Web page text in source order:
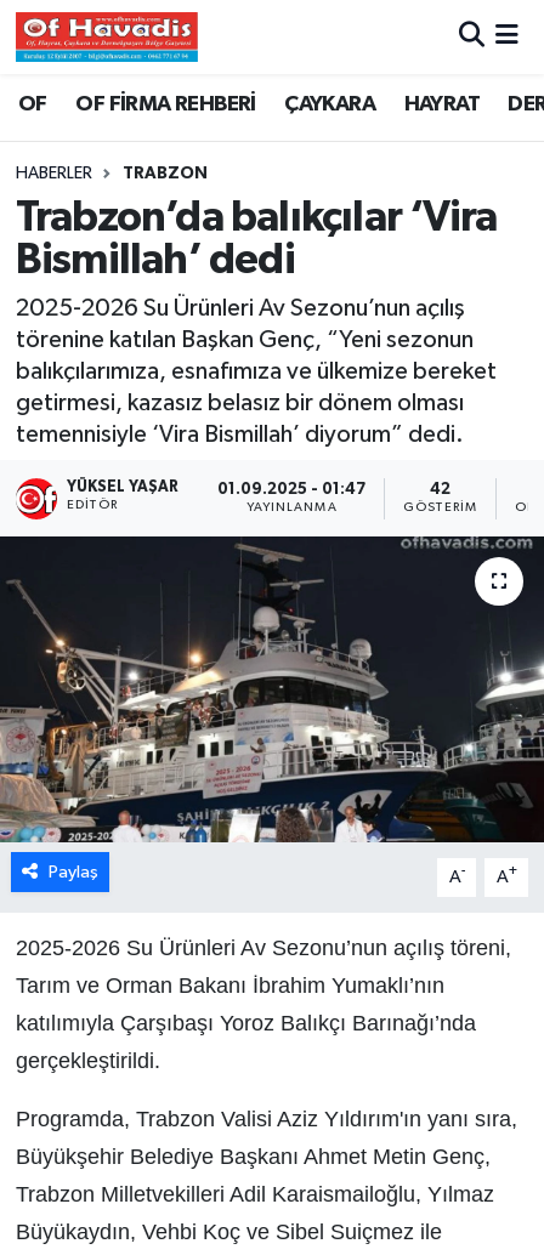
OF OF FİRMA REHBERİ ÇAYKARA HAYRAT
HABERLER TRABZON
Trabzon’da balıkçılar ‘Vira
Bismillah’ dedi
2025-2026 Su Ürünleri Av Sezonu’nun açılış
törenine katılan Başkan Genç, “Yeni sezonun
balıkçılarımıza, esnafımıza ve ülkemize bereket
getirmesi, kazasız belasız bir dönem olması
temennisiyle ‘Vira Bismillah’ diyorum” dedi.
YÜKSEL YAŞAR
EDITÖR
01.09.2025 - 01:47
YAYINLANMA
42
GÖSTERIM
Paylaş A- A+
2025-2026 Su Ürünleri Av Sezonu’nun açılış töreni,
Tarım ve Orman Bakanı İbrahim Yumaklı’nın
katılımıyla Çarşıbaşı Yoroz Balıkçı Barınağı’nda
gerçekleştirildi.
Programda, Trabzon Valisi Aziz Yıldırım'ın yanı sıra,
Büyükşehir Belediye Başkanı Ahmet Metin Genç,
Trabzon Milletvekilleri Adil Karaismailoğlu, Yılmaz
Büyükaydın, Vehbi Koç ve Sibel Suiçmez ile
Trabzon Nöbetçi Eczaneler
Trabzon Namaz Vakitleri
Trabzon Trafik Yoğunluk Haritası
Süper Lig Puan Durumu ve Fikstür
Tüm Manşetler